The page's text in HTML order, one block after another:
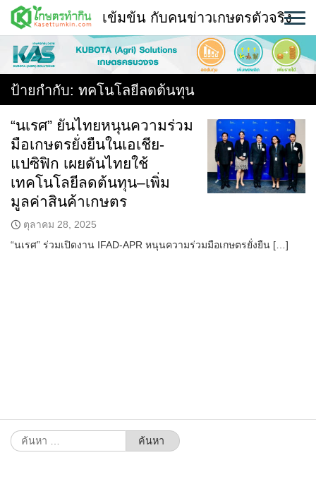
Skip
content
พืช
หน้าแรก
แวดวงเกษตร
ใคร ทำอะไร ที่ไหน
สถานีข่าววันนี้
เข้มข้น กับคนข่าวเกษตรตัวจริง
ป้ายกำกับ: ทคโนโลยีลดต้นทุน
“นเรศ” ยันไทยหนุนความร่วม
มือเกษตรยั่งยืนในเอเชีย-
แปซิฟิก เผยดันไทยใช้
เทคโนโลยีลดต้นทุน–เพิ่ม
มูลค่าสินค้าเกษตร
ตุลาคม 28, 2025
“นเรศ” ร่วมเปิดงาน IFAD-APR หนุนความร่วมมือเกษตรยั่งยืน […]
ค้นหา
สำหรับ: